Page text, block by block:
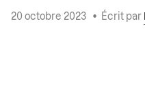
20 octobre 2023 • Écrit par